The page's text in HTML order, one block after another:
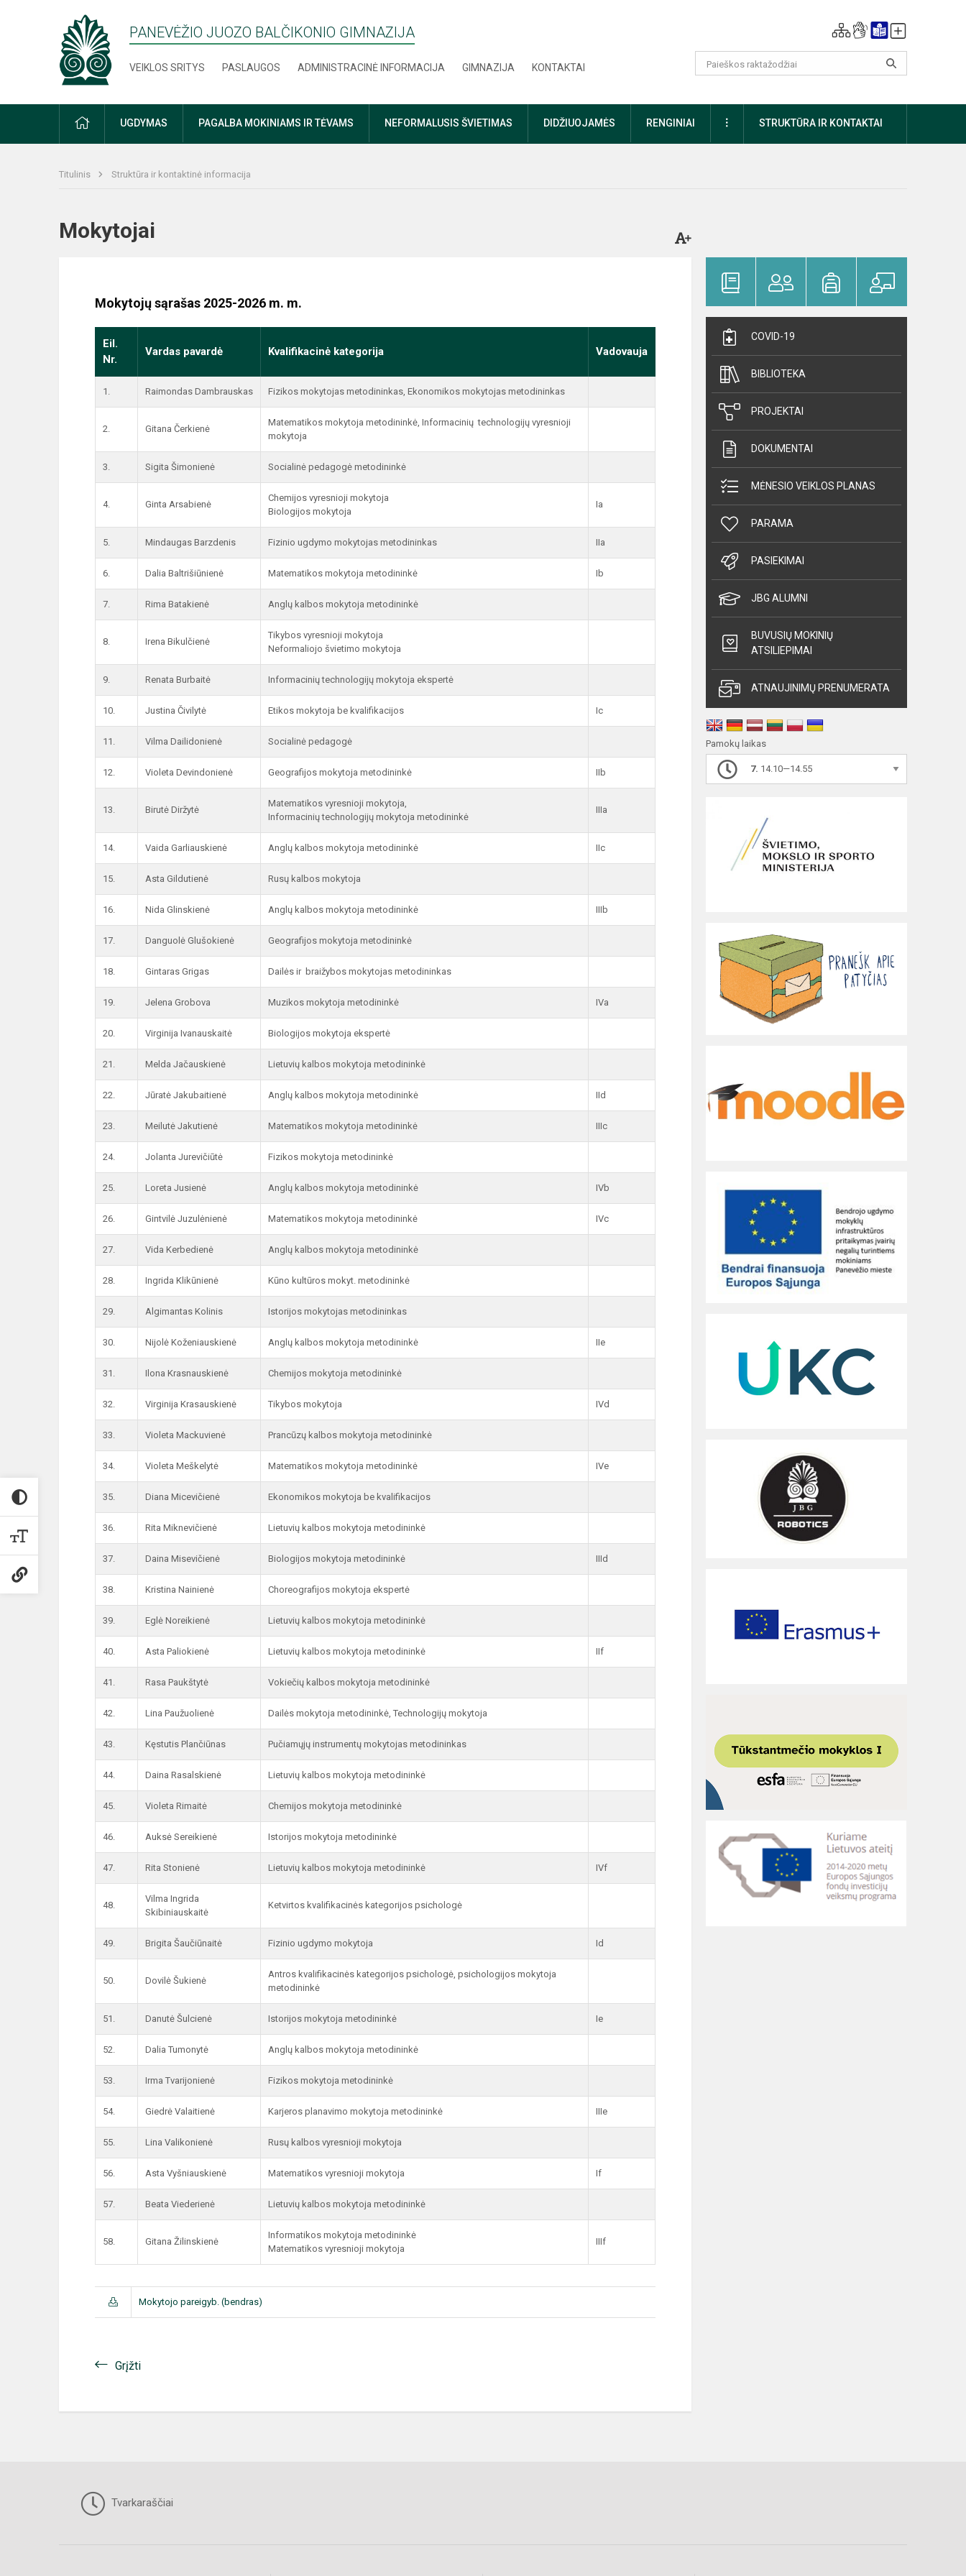
PANEVĖŽIO JUOZO BALČIKONIO GIMNAZIJA
VEIKLOS SRITYS PASLAUGOS ADMINISTRACINĖ INFORMACIJA GIMNAZIJA KONTAKTAI
PRADŽIAUGDYMAS PAGALBA MOKINIAMS IR TĖVAMS NEFORMALUSIS ŠVIETIMAS DIDŽIUOJAMĖS RENGINIAI DAUGIAUSTRUKTŪRA IR KONTAKTAI
Titulinis Struktūra ir kontaktinė informacija
Mokytojai
Mokytojų sąrašas 2025-2026 m. m.
Eil.
Nr.
Vardas pavardė Kvalifikacinė kategorija Vadovauja
1. Raimondas Dambrauskas Fizikos mokytojas metodininkas, Ekonomikos mokytojas metodininkas
2. Gitana Čerkienė
Matematikos mokytoja metodininkė, Informacinių technologijų vyresnioji
mokytoja
3. Sigita Šimonienė Socialinė pedagogė metodininkė
4. Ginta Arsabienė
Chemijos vyresnioji mokytoja
Biologijos mokytoja
Ia
5. Mindaugas Barzdenis Fizinio ugdymo mokytojas metodininkas IIa
6. Dalia Baltrišiūnienė Matematikos mokytoja metodininkė Ib
7. Rima Batakienė Anglų kalbos mokytoja metodininkė
8. Irena Bikulčienė
Tikybos vyresnioji mokytoja
Neformaliojo švietimo mokytoja
9. Renata Burbaitė Informacinių technologijų mokytoja ekspertė
10. Justina Čivilytė Etikos mokytoja be kvalifikacijos Ic
11. Vilma Dailidonienė Socialinė pedagogė
12. Violeta Devindonienė Geografijos mokytoja metodininkė IIb
13. Birutė Diržytė
Matematikos vyresnioji mokytoja,
Informacinių technologijų mokytoja metodininkė
IIIa
14. Vaida Garliauskienė Anglų kalbos mokytoja metodininkė IIc
15. Asta Gildutienė Rusų kalbos mokytoja
16. Nida Glinskienė Anglų kalbos mokytoja metodininkė IIIb
17. Danguolė Glušokienė Geografijos mokytoja metodininkė
18. Gintaras Grigas Dailės ir braižybos mokytojas metodininkas
19. Jelena Grobova Muzikos mokytoja metodininkė IVa
20. Virginija Ivanauskaitė Biologijos mokytoja ekspertė
21. Melda Jačauskienė Lietuvių kalbos mokytoja metodininkė
22. Jūratė Jakubaitienė Anglų kalbos mokytoja metodininkė IId
23. Meilutė Jakutienė Matematikos mokytoja metodininkė IIIc
24. Jolanta Jurevičiūtė Fizikos mokytoja metodininkė
25. Loreta Jusienė Anglų kalbos mokytoja metodininkė IVb
26. Gintvilė Juzulėnienė Matematikos mokytoja metodininkė IVc
27. Vida Kerbedienė Anglų kalbos mokytoja metodininkė
28. Ingrida Klikūnienė Kūno kultūros mokyt. metodininkė
29. Algimantas Kolinis Istorijos mokytojas metodininkas
30. Nijolė Koženiauskienė Anglų kalbos mokytoja metodininkė IIe
31. Ilona Krasnauskienė Chemijos mokytoja metodininkė
32. Virginija Krasauskienė Tikybos mokytoja IVd
33. Violeta Mackuvienė Prancūzų kalbos mokytoja metodininkė
34. Violeta Meškelytė Matematikos mokytoja metodininkė IVe
35. Diana Micevičienė Ekonomikos mokytoja be kvalifikacijos
36. Rita Miknevičienė Lietuvių kalbos mokytoja metodininkė
37. Daina Misevičienė Biologijos mokytoja metodininkė IIId
38. Kristina Nainienė Choreografijos mokytoja ekspertė
39. Eglė Noreikienė Lietuvių kalbos mokytoja metodininkė
40. Asta Paliokienė Lietuvių kalbos mokytoja metodininkė IIf
41. Rasa Paukštytė Vokiečių kalbos mokytoja metodininkė
42. Lina Paužuolienė Dailės mokytoja metodininkė, Technologijų mokytoja
43. Kęstutis Plančiūnas Pučiamųjų instrumentų mokytojas metodininkas
44. Daina Rasalskienė Lietuvių kalbos mokytoja metodininkė
45. Violeta Rimaitė Chemijos mokytoja metodininkė
46. Auksė Sereikienė Istorijos mokytoja metodininkė
47. Rita Stonienė Lietuvių kalbos mokytoja metodininkė IVf
48.
Vilma Ingrida
Skibiniauskaitė
Ketvirtos kvalifikacinės kategorijos psichologė
49. Brigita Šaučiūnaitė Fizinio ugdymo mokytoja Id
50. Dovilė Šukienė
Antros kvalifikacinės kategorijos psichologė, psichologijos mokytoja
metodininkė
51. Danutė Šulcienė Istorijos mokytoja metodininkė Ie
52. Dalia Tumonytė Anglų kalbos mokytoja metodininkė
53. Irma Tvarijonienė Fizikos mokytoja metodininkė
54. Giedrė Valaitienė Karjeros planavimo mokytoja metodininkė IIIe
55. Lina Valikonienė Rusų kalbos vyresnioji mokytoja
56. Asta Vyšniauskienė Matematikos vyresnioji mokytoja If
57. Beata Viederienė Lietuvių kalbos mokytoja metodininkė
58. Gitana Žilinskienė
Informatikos mokytoja metodininkė
Matematikos vyresnioji mokytoja
IIIf
Mokytojo pareigyb. (bendras)
Grįžti
COVID-19
BIBLIOTEKA
PROJEKTAI
DOKUMENTAI
MĖNESIO VEIKLOS PLANAS
PARAMA
PASIEKIMAI
JBG ALUMNI
BUVUSIŲ MOKINIŲ
ATSILIEPIMAI
ATNAUJINIMŲ PRENUMERATA
Pamokų laikas
7. 14.10—14.55
Tvarkaraščiai